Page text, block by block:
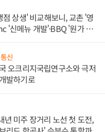
상생' 비교해보니, 교촌 '영
'신메뉴 개발'·BBQ '원가 부
신
오크리지국립연구소와 극저
발하기로
년 미주 장거리 노선 첫 도전,